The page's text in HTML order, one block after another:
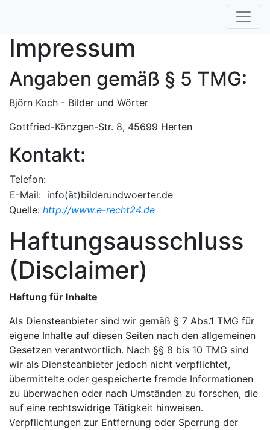
Impressum
Angaben gemäß § 5 TMG:
Björn Koch - Bilder und Wörter
Gottfried-Könzgen-Str. 8, 45699 Herten
Kontakt:
Telefon:
E-Mail: info(ät)bilderundwoerter.de
Quelle: http://www.e-recht24.de
Haftungsausschluss
(Disclaimer)
Haftung für Inhalte
Als Diensteanbieter sind wir gemäß § 7 Abs.1 TMG für
eigene Inhalte auf diesen Seiten nach den allgemeinen
Gesetzen verantwortlich. Nach §§ 8 bis 10 TMG sind
wir als Diensteanbieter jedoch nicht verpflichtet,
übermittelte oder gespeicherte fremde Informationen
zu überwachen oder nach Umständen zu forschen, die
auf eine rechtswidrige Tätigkeit hinweisen.
Verpflichtungen zur Entfernung oder Sperrung der